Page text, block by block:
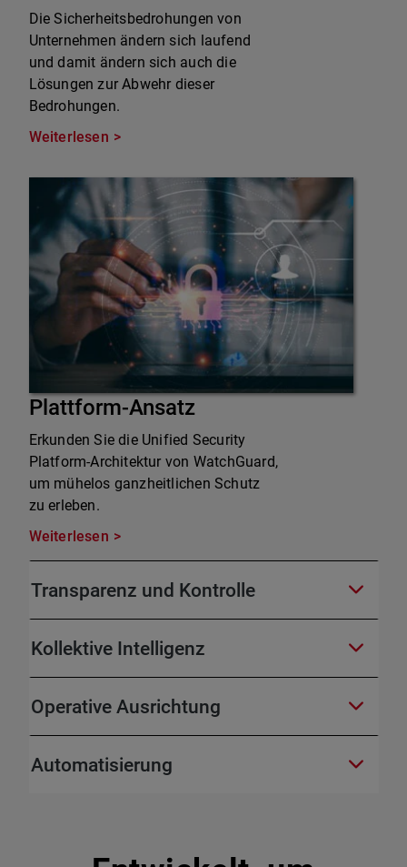
Die Sicherheitsbedrohungen von
Unternehmen ändern sich laufend
und damit ändern sich auch die
Lösungen zur Abwehr dieser
Bedrohungen.
Weiterlesen
Plattform-Ansatz
Erkunden Sie die Unified Security
Platform-Architektur von WatchGuard,
um mühelos ganzheitlichen Schutz
zu erleben.
Weiterlesen
Transparenz und Kontrolle
Kollektive Intelligenz
Operative Ausrichtung
Automatisierung